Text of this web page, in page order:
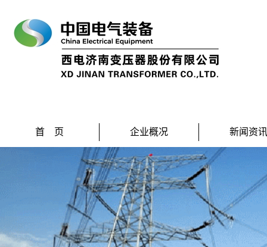
首 页 企业概况 新闻资讯